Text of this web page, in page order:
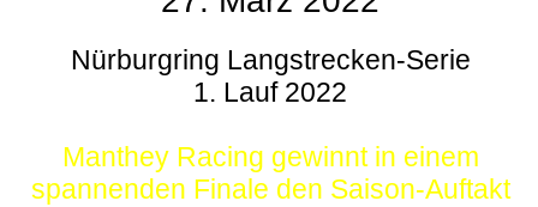
Nürburgring Langstrecken-Serie
1. Lauf 2022
Manthey Racing gewinnt in einem
spannenden Finale den Saison-Auftakt